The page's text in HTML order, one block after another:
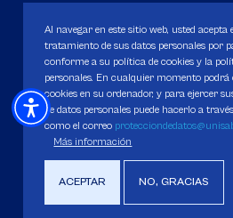
Personería Jurídica:Resolución 130 del 14
Ministerio de Educación Nacional.
Política de Protección de datos
Derechos Pecuniarios
Al navegar en este sitio web, usted acepta
tratamiento de sus datos personales por
conforme a su política de cookies y la
personales. En cualquier momento
cookies en su ordenador, y para ejercer
de datos personales puede hacerlo a
como el correo
Más información
ACEPTAR NO, GRACIAS